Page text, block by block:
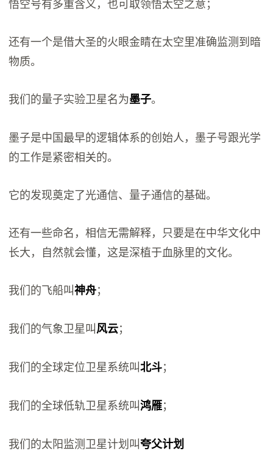
悟空号有多重含义，也可取领悟太空之意；
还有一个是借大圣的火眼金睛在太空里准确监测到暗
物质。
我们的量子实验卫星名为墨子。
墨子是中国最早的逻辑体系的创始人，墨子号跟光学
的工作是紧密相关的。
它的发现奠定了光通信、量子通信的基础。
还有一些命名，相信无需解释，只要是在中华文化中
长大，自然就会懂，这是深植于血脉里的文化。
我们的飞船叫神舟；
我们的气象卫星叫风云；
我们的全球定位卫星系统叫北斗；
我们的全球低轨卫星系统叫鸿雁；
我们的太阳监测卫星计划叫夸父计划